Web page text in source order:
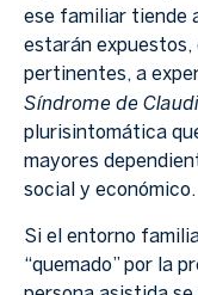
ese familiar tiende
estarán expuestos,
pertinentes, a
Síndrome de
plurisintomática
mayores
social y económico.
Si el entorno
“quemado” por la